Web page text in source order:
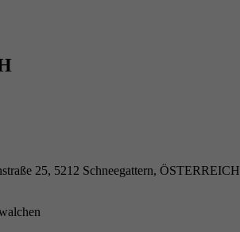
25, 5212 Schneegattern, ÖSTERREICH